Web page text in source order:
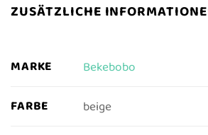
ZUSÄTZLICHE
MARKE Bekebobo
FARBE beige